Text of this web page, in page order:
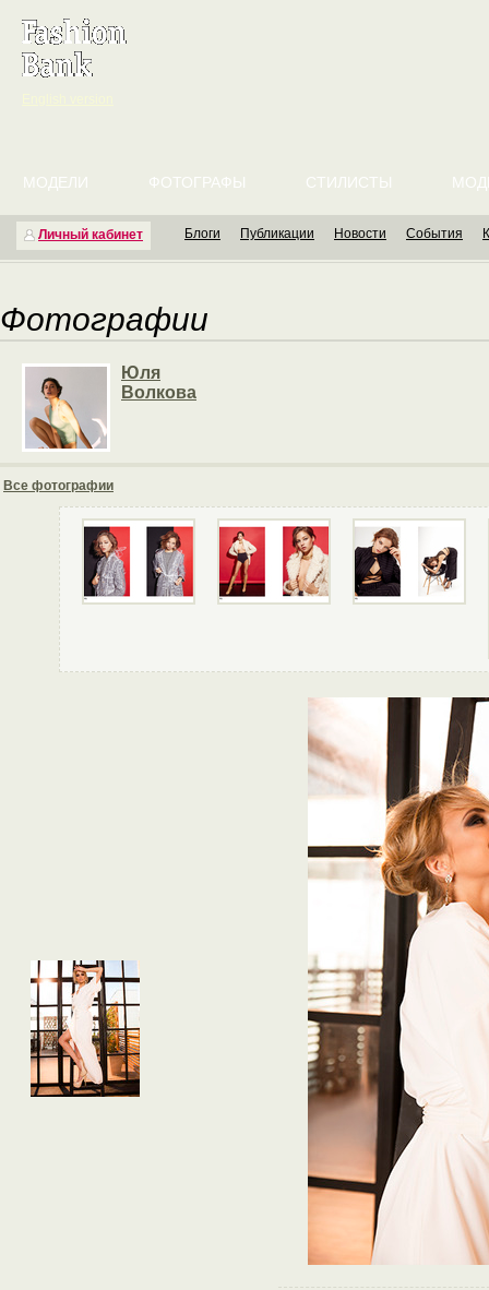
Личный кабинет
МОДЕЛИ ФОТОГРАФЫ СТИЛИСТЫ
Блоги Публикации Новости События
Фотографии
Юля
Волкова
Все фотографии